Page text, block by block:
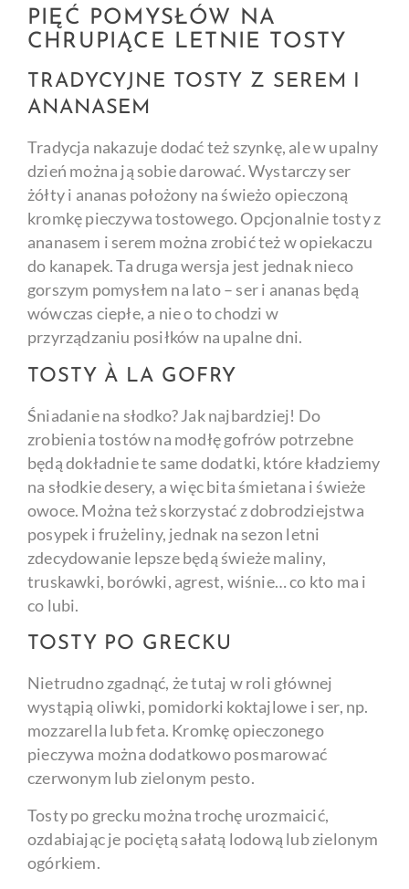
PIĘĆ POMYSŁÓW NA
CHRUPIĄCE LETNIE TOSTY
TRADYCYJNE TOSTY Z SEREM I
ANANASEM
Tradycja nakazuje dodać też szynkę, ale w upalny
dzień można ją sobie darować. Wystarczy ser
żółty i ananas położony na świeżo opieczoną
kromkę pieczywa tostowego. Opcjonalnie tosty z
ananasem i serem można zrobić też w opiekaczu
do kanapek. Ta druga wersja jest jednak nieco
gorszym pomysłem na lato – ser i ananas będą
wówczas ciepłe, a nie o to chodzi w
przyrządzaniu posiłków na upalne dni.
TOSTY À LA GOFRY
Śniadanie na słodko? Jak najbardziej! Do
zrobienia tostów na modłę gofrów potrzebne
będą dokładnie te same dodatki, które kładziemy
na słodkie desery, a więc bita śmietana i świeże
owoce. Można też skorzystać z dobrodziejstwa
posypek i frużeliny, jednak na sezon letni
zdecydowanie lepsze będą świeże maliny,
truskawki, borówki, agrest, wiśnie… co kto ma i
co lubi.
TOSTY PO GRECKU
Nietrudno zgadnąć, że tutaj w roli głównej
wystąpią oliwki, pomidorki koktajlowe i ser, np.
mozzarella lub feta. Kromkę opieczonego
pieczywa można dodatkowo posmarować
czerwonym lub zielonym pesto.
Tosty po grecku można trochę urozmaicić,
ozdabiając je pociętą sałatą lodową lub zielonym
ogórkiem.